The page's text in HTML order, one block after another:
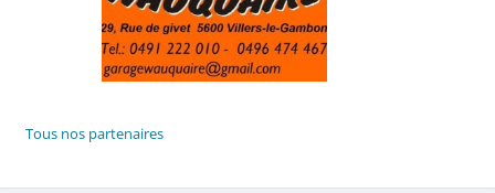
Tous nos partenaires